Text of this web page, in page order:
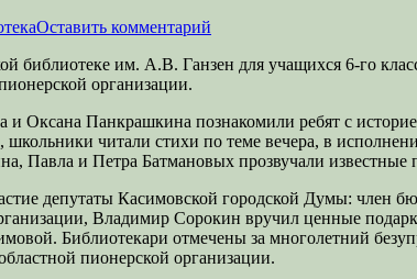
Оставить комментарий
библиотеке им. А.В. Ганзен для учащихся 6-го
организации.
Оксана Панкрашкина познакомили ребят с
школьники читали стихи по теме вечера, в
Павла и Петра Батмановых прозвучали
депутаты Касимовской городской Думы: член
Владимир Сорокин вручил ценные
Библиотекари отмечены за многолетний
пионерской организации.